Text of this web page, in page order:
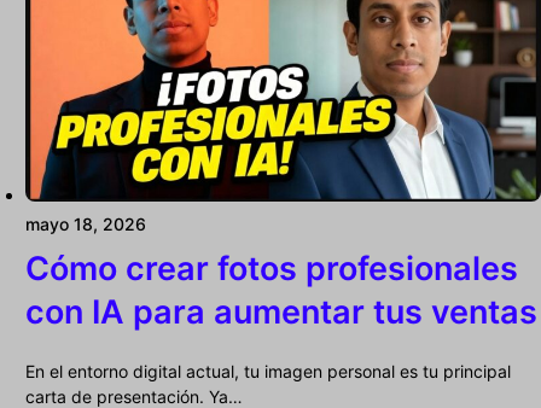
mayo 18, 2026
Cómo crear fotos profesionales
con IA para aumentar tus ventas
En el entorno digital actual, tu imagen personal es tu principal
carta de presentación. Ya…